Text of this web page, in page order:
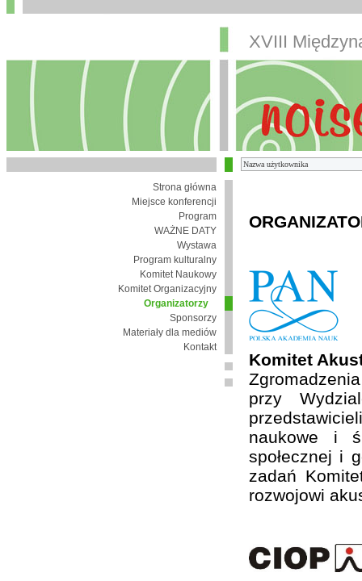
XVIII
Strona główna
Miejsce konferencji
Program
WAŻNE DATY
Wystawa
Program kulturalny
Komitet Naukowy
Komitet Organizacyjny
Organizatorzy
Sponsorzy
Materiały dla mediów
Kontakt
Komitet
przy
naukowe i
społecznej i
zadań
rozwojowi